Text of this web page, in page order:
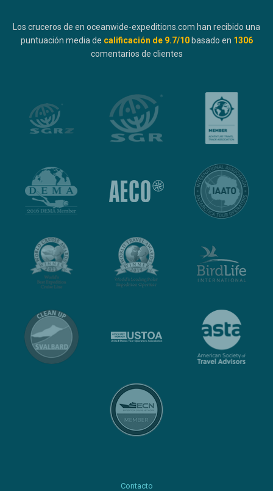
Los cruceros de en oceanwide-expeditions.com han recibido una
puntuación media de calificación de 9.7/10 basado en 1306
comentarios de clientes
Contacto